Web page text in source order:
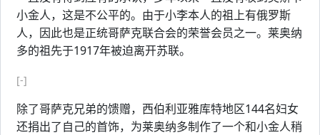
小金人，这是不公平的。由于小李本人的祖上有俄罗斯
人，因此也是正统哥萨克联合会的荣誉会员之一。莱奥纳
多的祖先于1917年被迫离开苏联。
[-]
除了哥萨克兄弟的馈赠，西伯利亚雅库特地区144名妇女
还捐出了自己的首饰，为莱奥纳多制作了一个和小金人稍